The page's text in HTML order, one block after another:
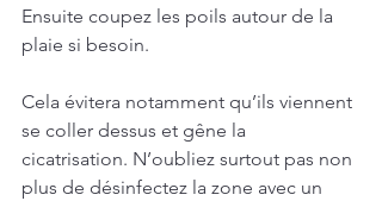
Ensuite coupez les poils autour de la
plaie si besoin.
Cela évitera notamment qu’ils viennent
se coller dessus et gêne la
cicatrisation. N’oubliez surtout pas non
plus de désinfectez la zone avec un